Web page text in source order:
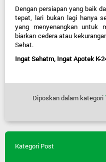
Dengan persiapan yang baik
tepat, lari bukan lagi hanya
yang menyenangkan untuk
biarkan cedera atau
Sehat.
Ingat Sehatm, Ingat Apotek K-
Diposkan dalam kategori
Kategori Post